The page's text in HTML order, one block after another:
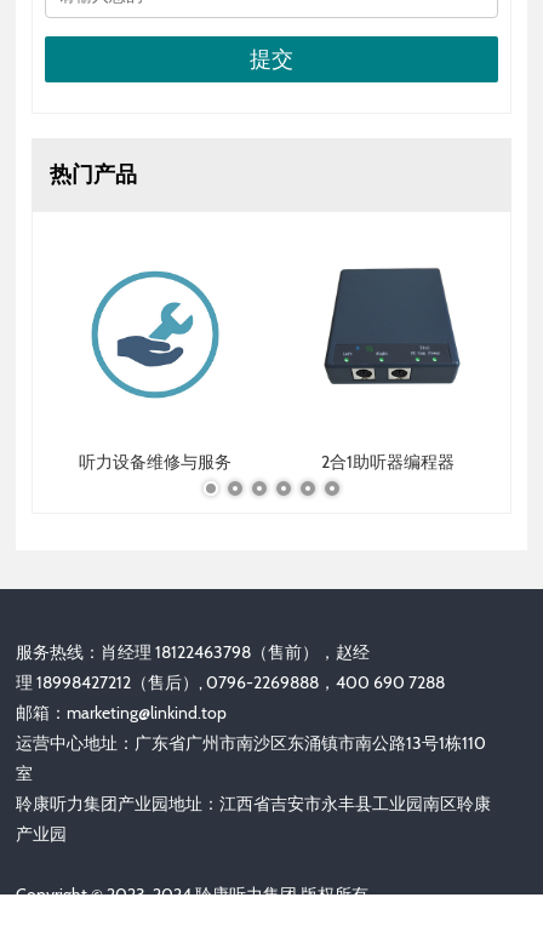
提交
热门产品
听力设备维修与服务 2合1助听器编程器
服务热线：肖经理 18122463798（售前），赵经
理 18998427212（售后）, 0796-2269888，400 690 7288
邮箱：marketing@linkind.top
运营中心地址：广东省广州市南沙区东涌镇市南公路13号1栋110
室
聆康听力集团产业园地址：江西省吉安市永丰县工业园南区聆康
产业园
Copyright © 2023-2024 聆康听力集团 版权所有